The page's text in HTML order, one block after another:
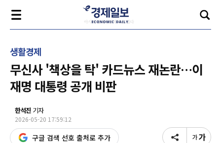
생활경제
무신사 '책상을 탁' 카드뉴스 재논란…이
재명 대통령 공개 비판
한석진 기자
2026-05-20 17:59:12
구글 검색 선호 출처로 추가